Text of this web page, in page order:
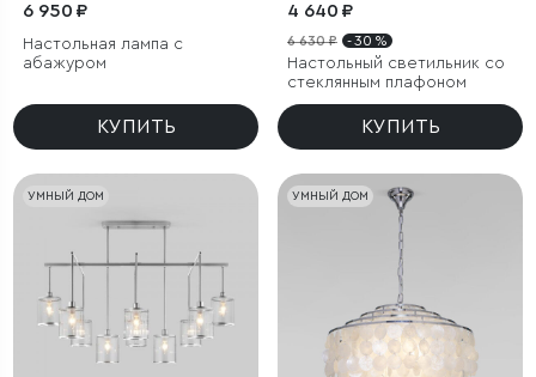
6 950 ₽
Настольная лампа с
абажуром
КУПИТЬ
4 640 ₽
6 630 ₽ - 30 %
Настольный светильник со
стеклянным плафоном
КУПИТЬ
УМНЫЙ ДОМ УМНЫЙ ДОМ